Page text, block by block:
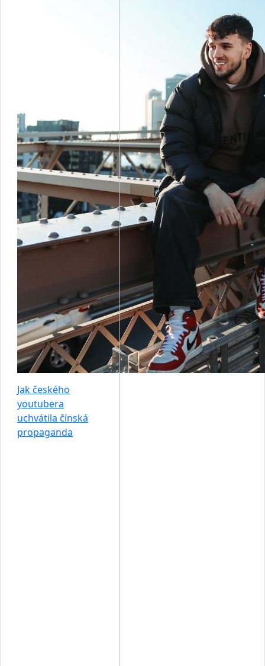
Jak českého
youtubera
uchvátila čínská
propaganda